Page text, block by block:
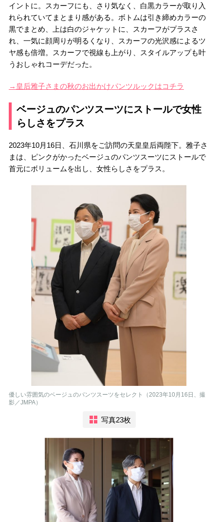
イントに。スカーフにも、さり気なく、白黒カラーが取り入
れられていてまとまり感がある。ボトムは引き締めカラーの
黒でまとめ、上は白のジャケットに、スカーフがプラスさ
れ、一気に顔周りが明るくなり、スカーフの光沢感によるツ
ヤ感も倍増。スカーフで視線も上がり、スタイルアップも叶
うおしゃれコーデだった。
→皇后雅子さまの秋のお出かけパンツルックはコチラ
ベージュのパンツスーツにストールで女性
らしさをプラス
2023年10月16日、石川県をご訪問の天皇皇后両陛下。雅子さ
まは、ピンクがかったベージュのパンツスーツにストールで
首元にボリュームを出し、女性らしさをプラス。
優しい雰囲気のベージュのパンツスーツをセレクト（2023年10月16日、撮
影／JMPA）
写真23枚